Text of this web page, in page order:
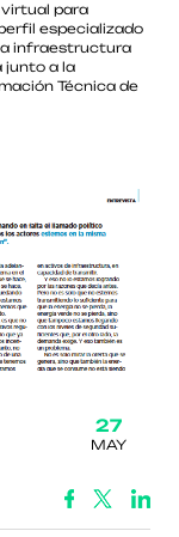
para
especializado
infraestructura
junto a la
Técnica de
27
MAY